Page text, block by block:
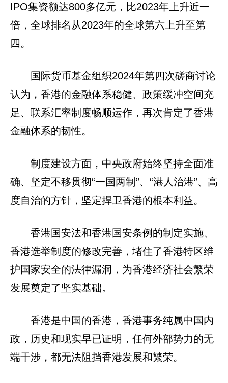
IPO集资额达800多亿元，比2023年上升近一
倍，全球排名从2023年的全球第六上升至第
四。
国际货币基金组织2024年第四次磋商讨论
认为，香港的金融体系稳健、政策缓冲空间充
足、联系汇率制度畅顺运作，再次肯定了香港
金融体系的韧性。
制度建设方面，中央政府始终坚持全面准
确、坚定不移贯彻“一国两制”、“港人治港”、高
度自治的方针，坚定捍卫香港的根本利益。
香港国安法和香港国安条例的制定实施、
香港选举制度的修改完善，堵住了香港特区维
护国家安全的法律漏洞，为香港经济社会繁荣
发展奠定了坚实基础。
香港是中国的香港，香港事务纯属中国内
政，历史和现实早已证明，任何外部势力的无
端干涉，都无法阻挡香港发展和繁荣。